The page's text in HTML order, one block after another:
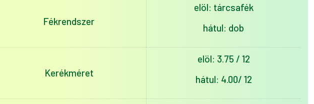
Fékrendszer
elöl: tárcsafék
hátul: dob
Kerékméret
elöl: 3.75 / 12
hátul: 4.00/ 12